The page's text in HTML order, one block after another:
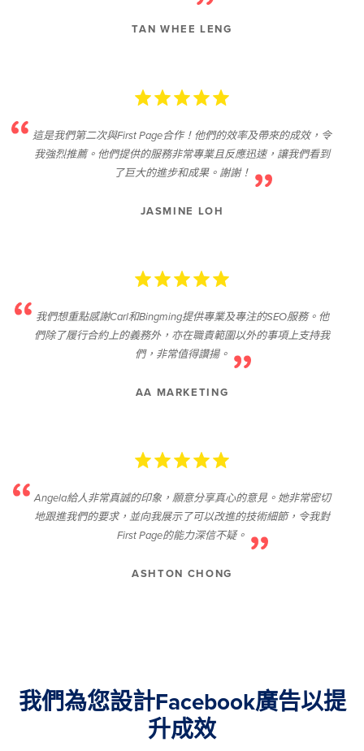
TAN WHEE LENG
這是我們第二次與First Page合作！他們的效率及帶來的成效，令
我強烈推薦。他們提供的服務非常專業且反應迅速，讓我們看到
了巨大的進步和成果。謝謝！
JASMINE LOH
我們想重點感謝Carl和Bingming提供專業及專注的SEO服務。他
們除了履行合約上的義務外，亦在職責範圍以外的事項上支持我
們，非常值得讚揚。
AA MARKETING
Angela給人非常真誠的印象，願意分享真心的意見。她非常密切
地跟進我們的要求，並向我展示了可以改進的技術細節，令我對
First Page的能力深信不疑。
ASHTON CHONG
我們為您設計Facebook廣告以提
升成效